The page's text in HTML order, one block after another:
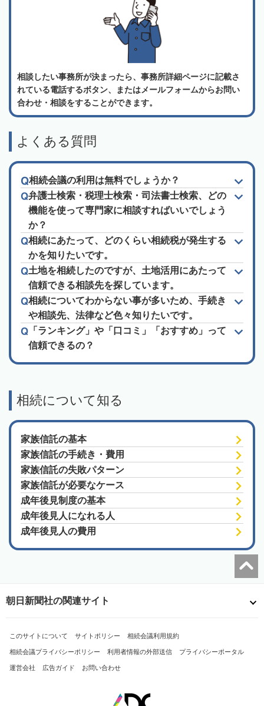
相談したい事務所が決まったら、事務所詳細ページに記載さ
れている電話するボタン、またはメールフォームからお問い
合わせ・相談をすることができます。
よくある質問
相続会議の利用は無料でしょうか？
弁護士検索・税理士検索・司法書士検索、どの
機能を使って専門家に相談すればいいでしょう
か？
相続にあたって、どのくらい相続税が発生する
かを知りたいです。
土地を相続したのですが、土地活用にあたって
信頼できる相談先を探しています。
相続についてわからない事が多いため、手続き
や相談先、法律など色々知りたいです。
「ランキング」や「口コミ」「おすすめ」って
信頼できるの？
相続について知る
家族信託の基本
家族信託の手続き・費用
家族信託の失敗パターン
家族信託が必要なケース
成年後見制度の基本
成年後見人になれる人
成年後見人の費用
朝日新聞社の関連サイト
このサイトについて サイトポリシー 相続会議利用規約
相続会議プライバシーポリシー 利用者情報の外部送信 プライバシーポータル
運営会社 広告ガイド お問い合わせ